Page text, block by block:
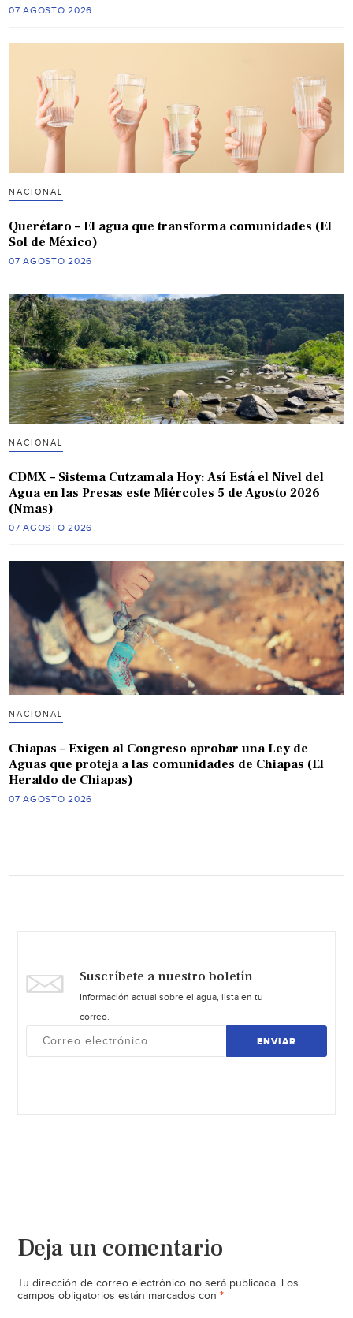
07 AGOSTO 2026
NACIONAL
Querétaro – El agua que transforma comunidades (El
Sol de México)
07 AGOSTO 2026
NACIONAL
CDMX – Sistema Cutzamala Hoy: Así Está el Nivel del
Agua en las Presas este Miércoles 5 de Agosto 2026
(Nmas)
07 AGOSTO 2026
NACIONAL
Chiapas – Exigen al Congreso aprobar una Ley de
Aguas que proteja a las comunidades de Chiapas (El
Heraldo de Chiapas)
07 AGOSTO 2026
Suscríbete a nuestro boletín
Información actual sobre el agua, lista en tu
correo.
ENVIAR
Deja un comentario
Tu dirección de correo electrónico no será publicada. Los
campos obligatorios están marcados con *